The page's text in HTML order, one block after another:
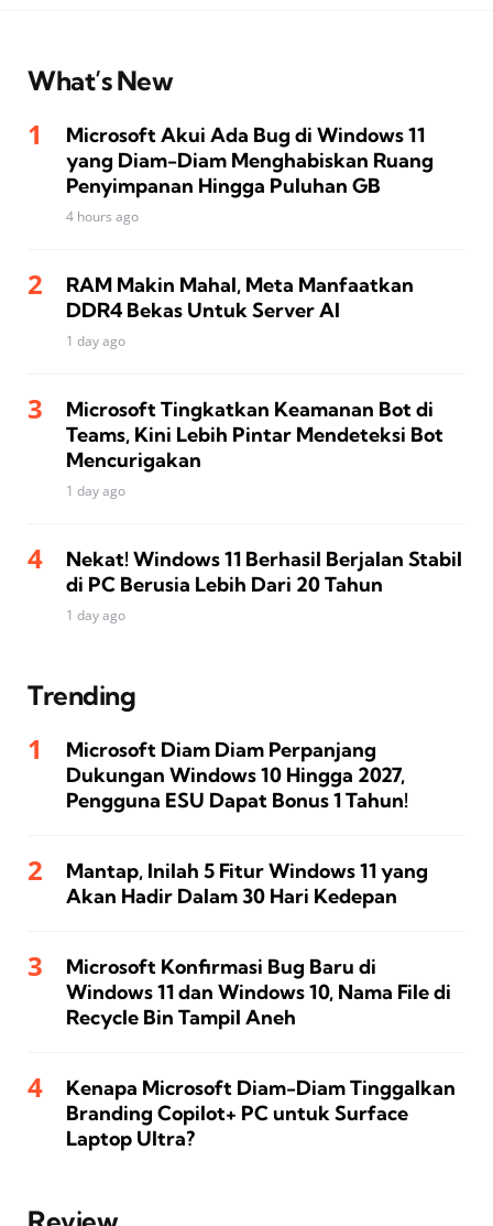
What’s New
Microsoft Akui Ada Bug di Windows 11
yang Diam-Diam Menghabiskan Ruang
Penyimpanan Hingga Puluhan GB
4 hours ago
RAM Makin Mahal, Meta Manfaatkan
DDR4 Bekas Untuk Server AI
1 day ago
Microsoft Tingkatkan Keamanan Bot di
Teams, Kini Lebih Pintar Mendeteksi Bot
Mencurigakan
1 day ago
Nekat! Windows 11 Berhasil Berjalan Stabil
di PC Berusia Lebih Dari 20 Tahun
1 day ago
Trending
Microsoft Diam Diam Perpanjang
Dukungan Windows 10 Hingga 2027,
Pengguna ESU Dapat Bonus 1 Tahun!
Mantap, Inilah 5 Fitur Windows 11 yang
Akan Hadir Dalam 30 Hari Kedepan
Microsoft Konfirmasi Bug Baru di
Windows 11 dan Windows 10, Nama File di
Recycle Bin Tampil Aneh
Kenapa Microsoft Diam-Diam Tinggalkan
Branding Copilot+ PC untuk Surface
Laptop Ultra?